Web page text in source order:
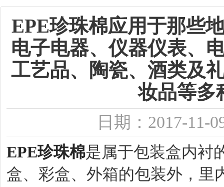
EPE珍珠棉应用于那些
电子电器、仪器仪表、
工艺品、陶瓷、酒类及
妆品等多
日期：2017-11-
EPE珍珠棉是属于包装盒内衬
盒、彩盒、外箱的包装外，里